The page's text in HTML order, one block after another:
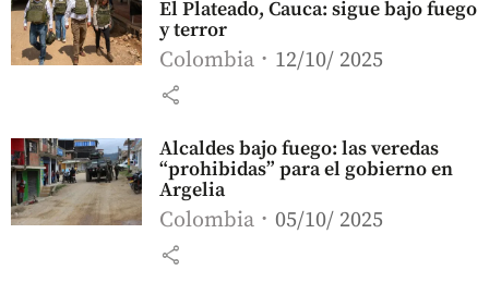
El Plateado, Cauca: sigue bajo fuego
y terror
Colombia 12/10/ 2025
share
Alcaldes bajo fuego: las veredas
“prohibidas” para el gobierno en
Argelia
Colombia 05/10/ 2025
share